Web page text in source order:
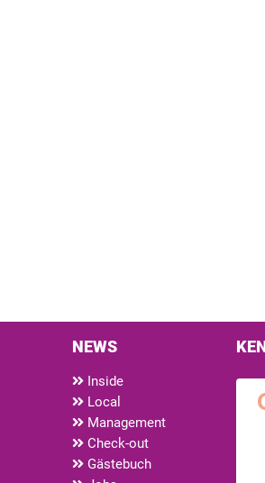
NEWS
Inside
Local
Management
Check-out
Gästebuch